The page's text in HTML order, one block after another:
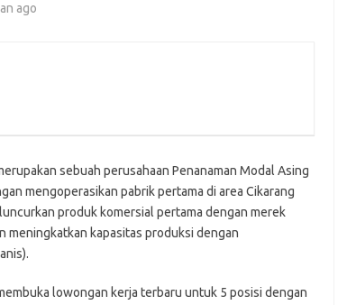
ago
sebuah perusahaan Penanaman Modal Asing
mengoperasikan pabrik pertama di area Cikarang
produk komersial pertama dengan merek
meningkatkan kapasitas produksi dengan
lowongan kerja terbaru untuk 5 posisi dengan